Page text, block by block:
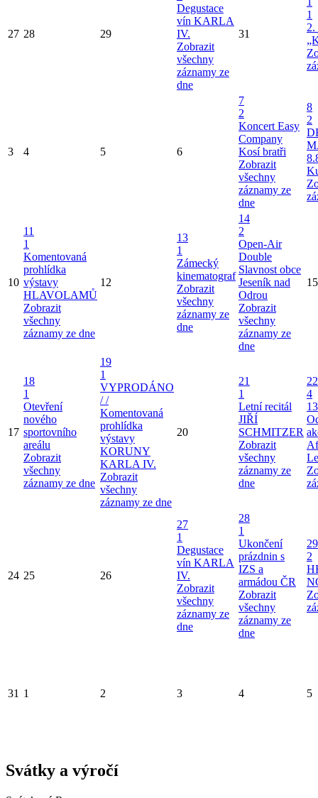
27 28 29
Degustace
vín KARLA
IV.
Zobrazit
všechny
záznamy ze
dne
31
1
2.
3 4 5 6
7
2
Koncert Easy
Company
Kosí bratři
Zobrazit
všechny
záznamy ze
dne
8
2
10
11
1
Komentovaná
prohlídka
výstavy
HLAVOLAMŮ
Zobrazit
všechny
záznamy ze dne
12
13
1
Zámecký
kinematograf
Zobrazit
všechny
záznamy ze
dne
14
2
Open-Air
Double
Slavnost obce
Jeseník nad
Odrou
Zobrazit
všechny
záznamy ze
dne
15
17
18
1
Otevření
nového
sportovního
areálu
Zobrazit
všechny
záznamy ze dne
19
1
VYPRODÁNO
/ /
Komentovaná
prohlídka
výstavy
KORUNY
KARLA IV.
Zobrazit
všechny
záznamy ze dne
20
21
1
Letní recitál
JIŘÍ
SCHMITZER
Zobrazit
všechny
záznamy ze
dne
22
4
24 25 26
27
1
Degustace
vín KARLA
IV.
Zobrazit
všechny
záznamy ze
dne
28
1
Ukončení
prázdnin s
IZS a
armádou ČR
Zobrazit
všechny
záznamy ze
dne
29
2
31 1 2 3 4 5
Svátky a výročí